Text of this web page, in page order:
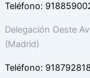
Teléfono:
Delegación Oeste
(Madrid)
Teléfono: 918792818